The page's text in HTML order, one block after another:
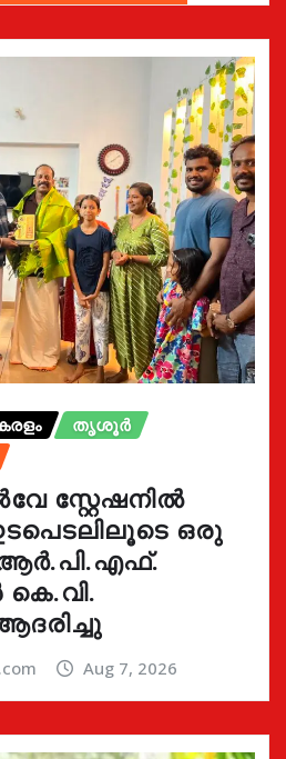
തൃശൂർ
സ്റ്റേഷനിൽ
ഒരു
ആർ.പി.എഫ്.
Aug 7, 2026